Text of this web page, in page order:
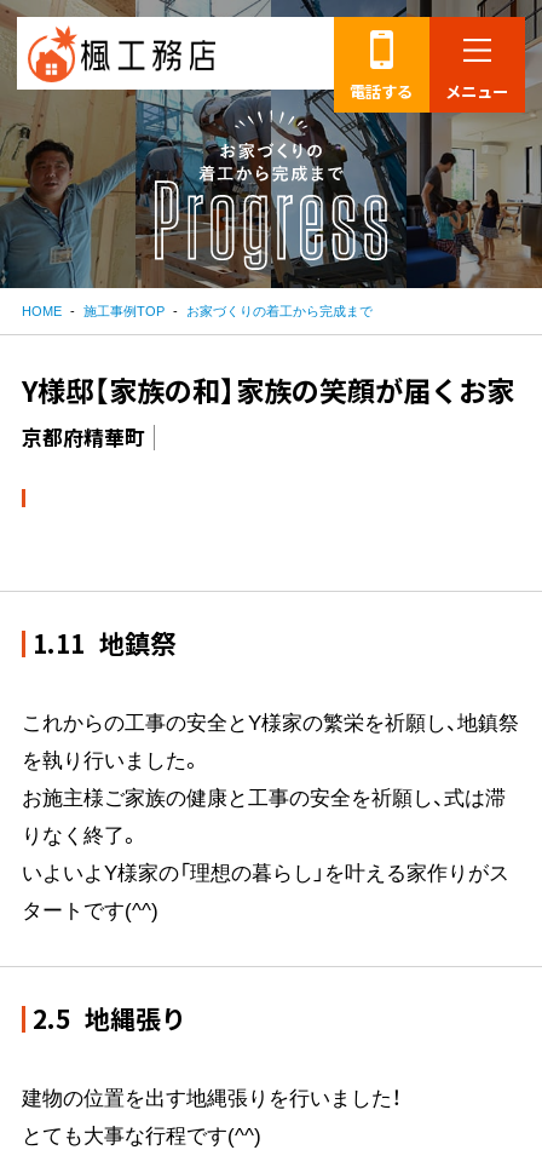
電話する メニュー
HOME 施工事例TOP お家づくりの着工から完成まで
Y様邸【家族の和】家族の笑顔が届くお家
京都府精華町
1.11 地鎮祭
これからの工事の安全とY様家の繁栄を祈願し、地鎮祭
を執り行いました。
お施主様ご家族の健康と工事の安全を祈願し、式は滞
りなく終了。
いよいよY様家の「理想の暮らし」を叶える家作りがス
タートです(^^)
2.5 地縄張り
建物の位置を出す地縄張りを行いました！
とても大事な行程です(^^)